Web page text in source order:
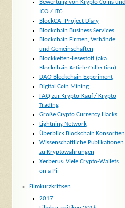
Bewertung von Krypto Coins und
ICO / ITO
BlockCAT Project Diary
Blockchain Business Services
Blockchain Firmen, Verbände
und Gemeinschaften
Blockketten-Lesestoff (aka
Blockchain Article Collection)
DAO Blockchain Experiment
Digital Coin Mining
FAQ zur Krypto-Kauf / Krypto
Trading
Große Crypto Currency Hacks
Lightning Network
Überblick Blockchain Konsortien
Wissenschaftliche Publikationen
zu Kryptowährungen
Xerberus: Viele Crypto-Wallets
on a Pi
Filmkurzkritiken
2017